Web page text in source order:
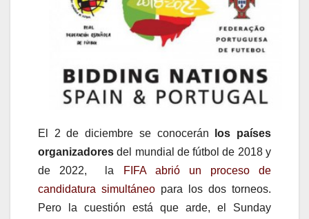
El 2 de diciembre se conocerán
los países
organizadores del mundial de fútbol de 2018 y
de 2022, la
FIFA abrió un proceso de
candidatura simultáneo para los dos torneos.
Pero la cuestión está que arde, el Sunday